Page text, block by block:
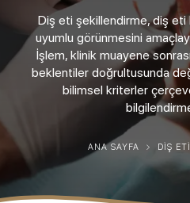
Diş eti şekillendirme, diş eti
uyumlu görünmesini
İşlem, klinik muayene
beklentiler doğrultusunda
bilimsel kriterler
ANA SAYFA DIŞ